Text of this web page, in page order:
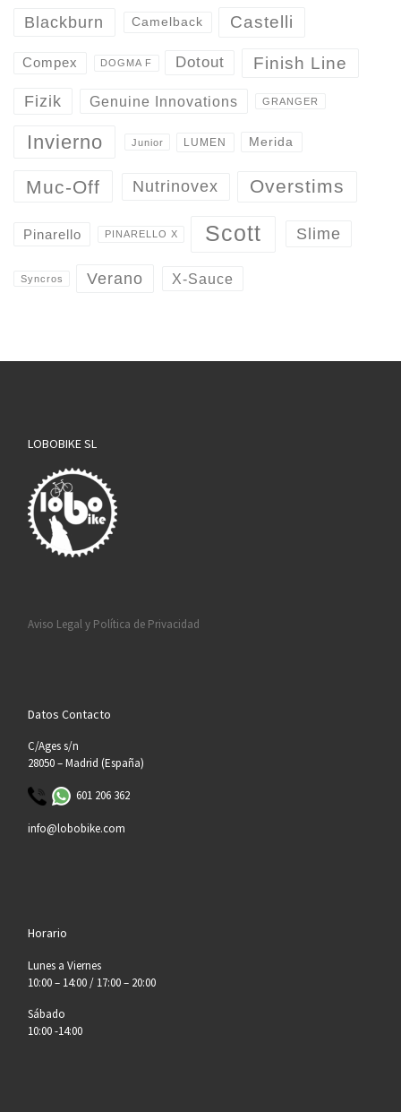
Blackburn Camelback Castelli
Compex DOGMA F Dotout Finish Line
Fizik Genuine Innovations GRANGER
Invierno Junior LUMEN Merida
Muc-Off Nutrinovex Overstims
Pinarello PINARELLO X Scott Slime
Syncros Verano X-Sauce
LOBOBIKE SL
Aviso Legal y Política de Privacidad
Datos Contacto
C/Ages s/n
28050 – Madrid (España)
601 206 362
info@lobobike.com
Horario
Lunes a Viernes
10:00 – 14:00 / 17:00 – 20:00
Sábado
10:00 -14:00